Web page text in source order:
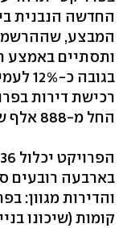
החדשה הנבנית
המבצע,
ותסתיים באמצע
החל מ-888 אלף שקל.
בארבעה רובעים